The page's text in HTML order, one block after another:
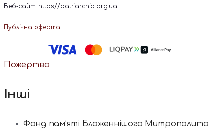
Веб-сайт: https://patriarchia.org.ua
Публічна оферта
Пожертва
Інші
Фонд пам’яті Блаженнішого Митрополита